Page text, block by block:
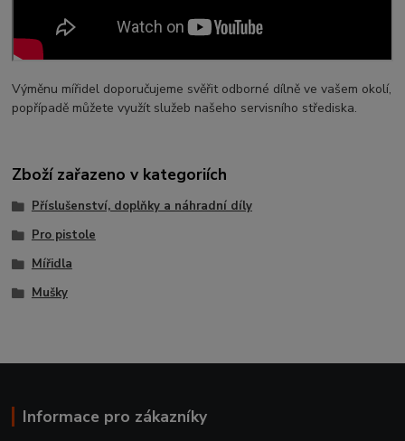
Výměnu mířidel doporučujeme svěřit odborné dílně ve vašem okolí,
popřípadě můžete využít služeb našeho servisního střediska.
Zboží zařazeno v kategoriích
Příslušenství, doplňky a náhradní díly
Pro pistole
Mířidla
Mušky
Informace pro zákazníky